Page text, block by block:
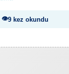
9 kez okundu